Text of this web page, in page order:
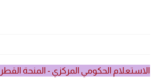
الاستعلام الحكومي المركزي - المنحة